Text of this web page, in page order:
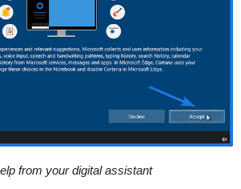
from your digital assistant